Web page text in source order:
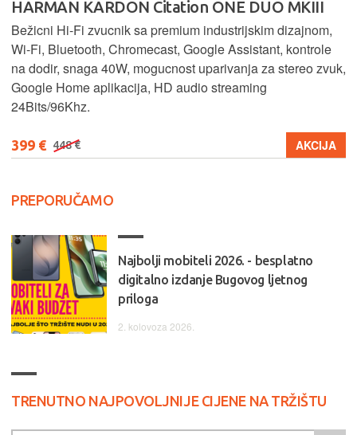
HARMAN KARDON Citation ONE DUO MKIII
Bežicni Hi-Fi zvucnik sa premium industrijskim dizajnom,
Wi-Fi, Bluetooth, Chromecast, Google Assistant, kontrole
na dodir, snaga 40W, mogucnost uparivanja za stereo zvuk,
Google Home aplikacija, HD audio streaming
24Bits/96Khz.
399 € 448 € AKCIJA
PREPORUČAMO
Najbolji mobiteli 2026. - besplatno
digitalno izdanje Bugovog ljetnog
priloga
2. kolovoza 2026.
TRENUTNO NAJPOVOLJNIJE CIJENE NA TRŽIŠTU